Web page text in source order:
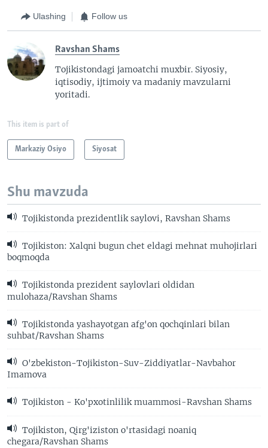
Ulashing Follow us
Ravshan Shams
Tojikistondagi jamoatchi muxbir. Siyosiy,
iqtisodiy, ijtimoiy va madaniy mavzularni
yoritadi.
This item is part of
Markaziy Osiyo Siyosat
Shu mavzuda
Tojikistonda prezidentlik saylovi, Ravshan Shams
Tojikiston: Xalqni bugun chet eldagi mehnat muhojirlari
boqmoqda
Tojikistonda prezident saylovlari oldidan
mulohaza/Ravshan Shams
Tojikistonda yashayotgan afg'on qochqinlari bilan
suhbat/Ravshan Shams
O'zbekiston-Tojikiston-Suv-Ziddiyatlar-Navbahor
Imamova
Tojikiston - Ko'pxotinlilik muammosi-Ravshan Shams
Tojikiston, Qirg'iziston o'rtasidagi noaniq
chegara/Ravshan Shams